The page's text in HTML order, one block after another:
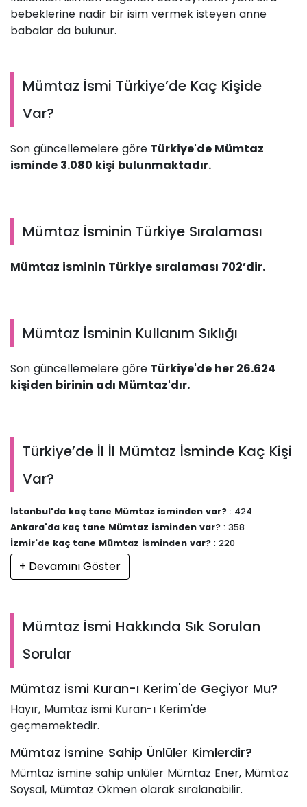
bebeklerine nadir bir isim vermek isteyen anne
babalar da bulunur.
Mümtaz İsmi Türkiye’de Kaç Kişide
Var?
Son güncellemelere göre Türkiye'de Mümtaz
isminde 3.080 kişi bulunmaktadır.
Mümtaz İsminin Türkiye Sıralaması
Mümtaz isminin Türkiye sıralaması 702’dir.
Mümtaz İsminin Kullanım Sıklığı
Son güncellemelere göre Türkiye'de her 26.624
kişiden birinin adı Mümtaz'dır.
Türkiye’de İl İl Mümtaz İsminde Kaç Kişi
Var?
İstanbul'da kaç tane Mümtaz isminden var? : 424
Ankara'da kaç tane Mümtaz isminden var? : 358
İzmir'de kaç tane Mümtaz isminden var? : 220
+ Devamını Göster
Mümtaz İsmi Hakkında Sık Sorulan
Sorular
Mümtaz ismi Kuran-ı Kerim'de Geçiyor Mu?
Hayır, Mümtaz ismi Kuran-ı Kerim'de
geçmemektedir.
Mümtaz İsmine Sahip Ünlüler Kimlerdir?
Mümtaz ismine sahip ünlüler Mümtaz Ener, Mümtaz
Soysal, Mümtaz Ökmen olarak sıralanabilir.